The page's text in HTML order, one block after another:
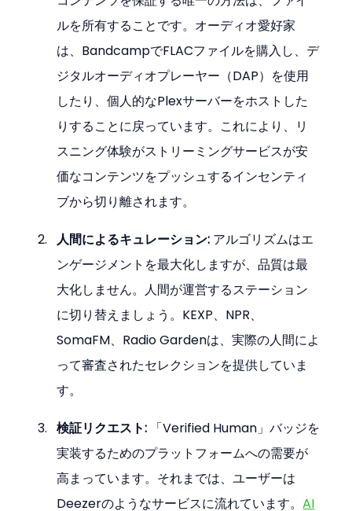
ルを所有することです。オーディオ愛好家
は、BandcampでFLACファイルを購入し、デ
ジタルオーディオプレーヤー（DAP）を使用
したり、個人的なPlexサーバーをホストした
りすることに戻っています。これにより、リ
スニング体験がストリーミングサービスが安
価なコンテンツをプッシュするインセンティ
ブから切り離されます。
人間によるキュレーション: アルゴリズムはエ
ンゲージメントを最大化しますが、品質は最
大化しません。人間が運営するステーション
に切り替えましょう。KEXP、NPR、
SomaFM、Radio Gardenは、実際の人間によ
って審査されたセレクションを提供していま
す。
検証リクエスト: 「Verified Human」バッジを
実装するためのプラットフォームへの需要が
高まっています。それまでは、ユーザーは
Deezerのようなサービスに流れています。AI